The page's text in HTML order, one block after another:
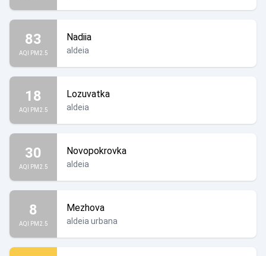
83
AQI PM2.5
Nadiia
aldeia
18
AQI PM2.5
Lozuvatka
aldeia
30
AQI PM2.5
Novopokrovka
aldeia
8
AQI PM2.5
Mezhova
aldeia urbana